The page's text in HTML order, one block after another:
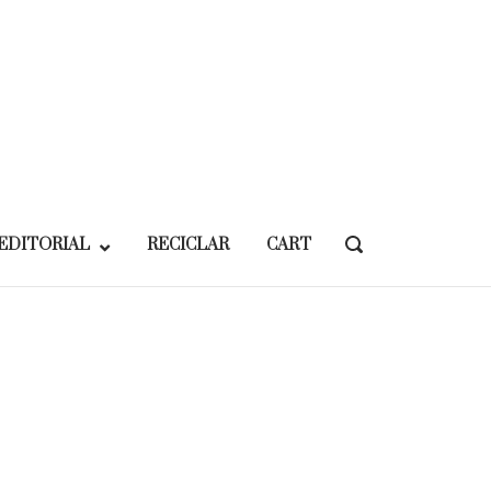
RECICLAR CART
OPEN
BAR